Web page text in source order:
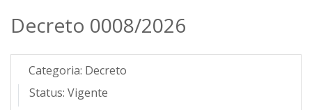
Decreto 0008/2026
Categoria: Decreto
Status: Vigente